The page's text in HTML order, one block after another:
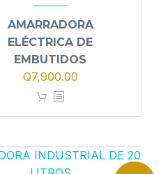
AMARRADORA
ELÉCTRICA DE
EMBUTIDOS
El
precio
Q8,500.00.
Q7,900.00El
Q7,900.00.